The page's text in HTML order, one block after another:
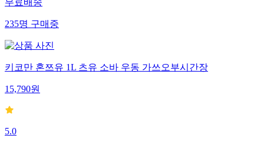
무료배송
235명구매중
키코만 혼쯔유 1L 츠유 소바 우동 가쓰오부시간장
15,790원
5.0